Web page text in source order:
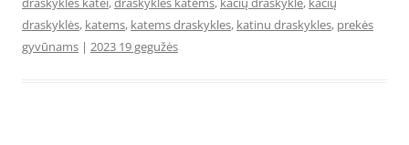
draskyklės, katems, katems draskykles, katinu draskykles, prekės
gyvūnams | 2023 19 gegužės